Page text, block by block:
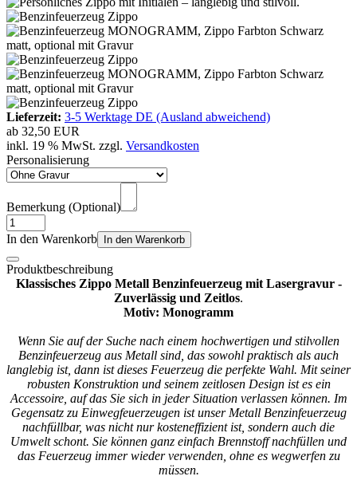
Lieferzeit: 3-5 Werktage DE (Ausland abweichend)
ab 32,50 EUR
inkl. 19 % MwSt. zzgl. Versandkosten
Personalisierung
Bemerkung (Optional)
In den Warenkorb In den Warenkorb
Produktbeschreibung
Klassisches Zippo Metall Benzinfeuerzeug mit Lasergravur -
Zuverlässig und Zeitlos.
Motiv: Monogramm
Wenn Sie auf der Suche nach einem hochwertigen und stilvollen
Benzinfeuerzeug aus Metall sind, das sowohl praktisch als auch
langlebig ist, dann ist dieses Feuerzeug die perfekte Wahl. Mit seiner
robusten Konstruktion und seinem zeitlosen Design ist es ein
Accessoire, auf das Sie sich in jeder Situation verlassen können. Im
Gegensatz zu Einwegfeuerzeugen ist unser Metall Benzinfeuerzeug
nachfüllbar, was nicht nur kosteneffizient ist, sondern auch die
Umwelt schont. Sie können ganz einfach Brennstoff nachfüllen und
das Feuerzeug immer wieder verwenden, ohne es wegwerfen zu
müssen.